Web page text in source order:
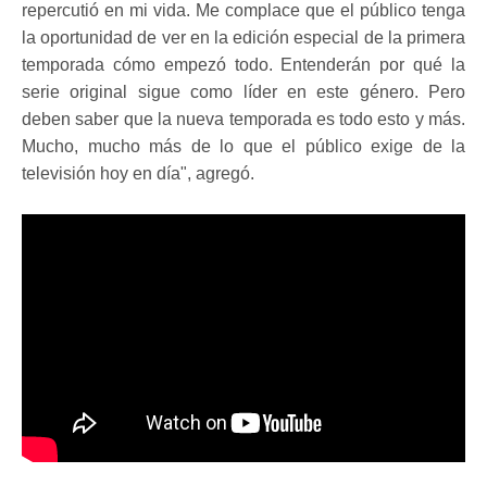
repercutió en mi vida. Me complace que el público tenga
la oportunidad de ver en la edición especial de la primera
temporada cómo empezó todo. Entenderán por qué la
serie original sigue como líder en este género. Pero
deben saber que la nueva temporada es todo esto y más.
Mucho, mucho más de lo que el público exige de la
televisión hoy en día", agregó.